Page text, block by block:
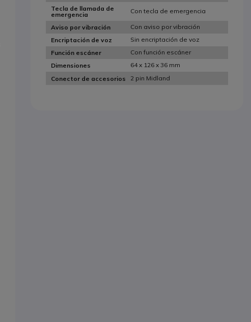
Tecla de llamada de
emergencia
Con tecla de emergencia
Aviso por vibración
Con aviso por vibración
Encriptación de voz
Sin encriptación de voz
Función escáner
Con función escáner
Dimensiones
64 x 126 x 36 mm
Conector de accesorios
2 pin Midland